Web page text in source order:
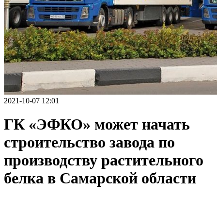
2021-10-07 12:01
ГК «ЭФКО» может начать
строительство завода по
производству растительного
белка в Самарской области